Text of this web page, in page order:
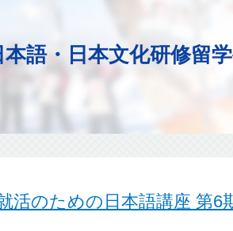
本語・日本文化研修留
活のための日本語講座 第6